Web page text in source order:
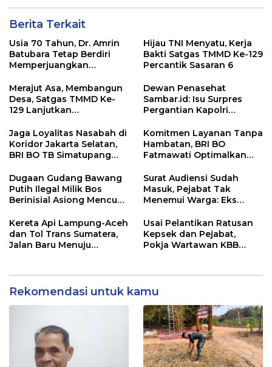
Berita Terkait
Usia 70 Tahun, Dr. Amrin
Batubara Tetap Berdiri
Memperjuangkan
Hijau TNI Menyatu, Kerja
Bakti Satgas TMMD Ke-129
Percantik Sasaran 6
Merajut Asa, Membangun
Desa, Satgas TMMD Ke-
129 Lanjutkan
Dewan Penasehat
Sambar.id: Isu Surpres
Pergantian Kapolri
Kewenangan Mutlak di
Tangan Presiden
Jaga Loyalitas Nasabah di
Koridor Jakarta Selatan,
BRI BO TB Simatupang
Komitmen Layanan Tanpa
Hambatan, BRI BO
Fatmawati Optimalkan
Setiap Lini
Dugaan Gudang Bawang
Putih Ilegal Milik Bos
Berinisial Asiong Mencuat,
Didesak Bertindak
Surat Audiensi Sudah
Masuk, Pejabat Tak
Menemui Warga: Eks
Pelayanan Dinas
Transmigrasi Luwu Timur
Kereta Api Lampung-Aceh
dan Tol Trans Sumatera,
Jalan Baru Menuju
Usai Pelantikan Ratusan
Kepsek dan Pejabat,
Pokja Wartawan KBB
Rekomendasi untuk kamu